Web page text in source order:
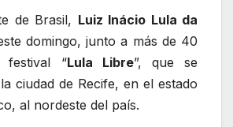
de Brasil, Luiz Inácio Lula da
domingo, junto a más de 40
festival “Lula Libre”, que se
ciudad de Recife, en el estado
al nordeste del país.